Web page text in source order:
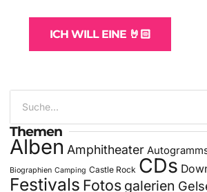
ICH WILL EINE 🤘🏻
Themen
Alben Amphitheater
Biographien Camping Castle Rock CDs
Festivals Fotos galerien